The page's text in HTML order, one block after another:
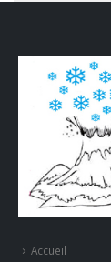
Accueil